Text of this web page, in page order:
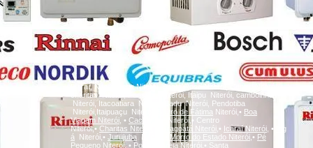
Icaraí, Niterói, ingaNiterói, Santa Rosa Niterói, Centro Niterói,
charitas Niterói, Fonseca Niterói, Itaipu Niterói, camboinhas
Niterói, Itacoatiara Niterói, Badu Niterói, Pendotiba
Niterói,Itaipuaçu Niterói,
Bairro de Fátima Niterói,• Boa
Viagem Niterói, • Cachoeiras
Niterói,• Centro
Niterói,• Charitas Niterói, Gragoatá Niterói, • IcaraíNiterói, •
Ing
á Niterói,• Jurujuba Niterói,• Morro do Estado Niterói, • Pé
Pequeno Niterói,• Ponta d'AreiaNiterói, • Santa